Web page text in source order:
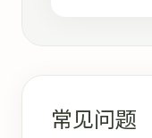
常见问题